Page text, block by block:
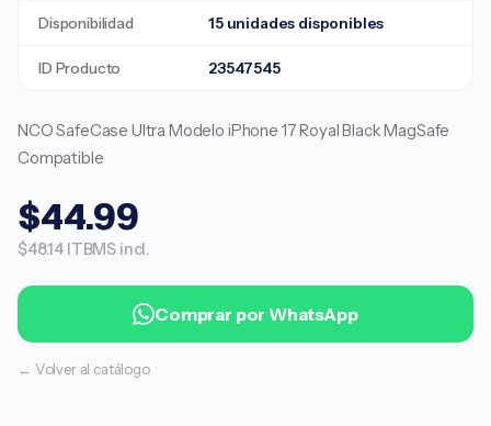
Disponibilidad 15 unidades disponibles
ID Producto 23547545
NCO SafeCase Ultra Modelo iPhone 17 Royal Black MagSafe
Compatible
$44.99
$48.14 ITBMS incl.
Comprar por WhatsApp
← Volver al catálogo